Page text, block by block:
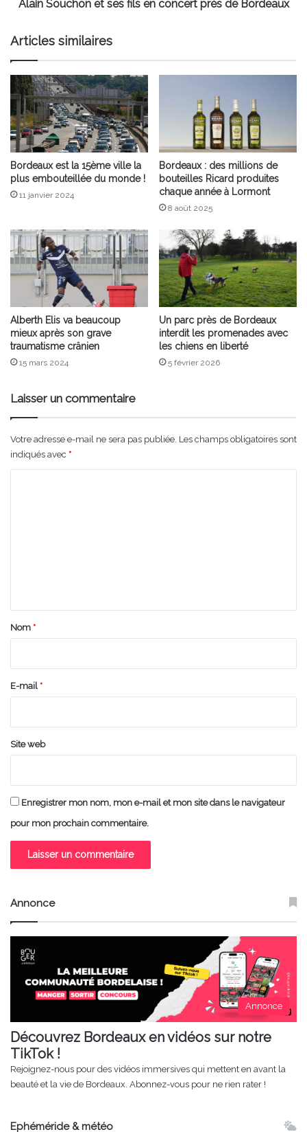
Bordeaux
Alain Souchon et ses fils en concert près de Bordeaux
Articles similaires
Bordeaux est la 15ème ville la
plus embouteillée du monde !
11 janvier 2024
Bordeaux : des millions de
bouteilles Ricard produites
chaque année à Lormont
8 août 2025
Alberth Elis va beaucoup
mieux après son grave
traumatisme crânien
15 mars 2024
Un parc près de Bordeaux
interdit les promenades avec
les chiens en liberté
5 février 2026
Laisser un commentaire
Votre adresse e-mail ne sera pas publiée. Les champs obligatoires sont
indiqués avec *
a
e
Nom *
E-mail *
Site web
Enregistrer mon nom, mon e-mail et mon site dans le navigateur
pour mon prochain commentaire.
Annonce
Annonce
Découvrez Bordeaux en vidéos sur notre
TikTok !
Rejoignez-nous pour des vidéos immersives qui mettent en avant la
beauté et la vie de Bordeaux. Abonnez-vous pour ne rien rater !
Ephéméride & météo